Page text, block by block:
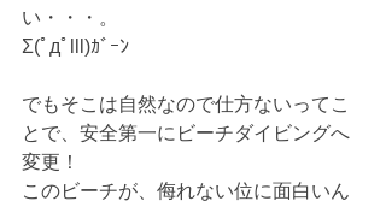
い・・・。
Σ(ﾟдﾟlll)ｶﾞｰﾝ
でもそこは自然なので仕方ないってこ
とで、安全第一にビーチダイビングへ
変更！
このビーチが、侮れない位に面白いん